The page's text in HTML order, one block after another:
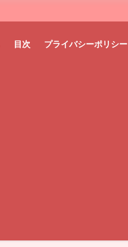
目次 プライバシーポリシー